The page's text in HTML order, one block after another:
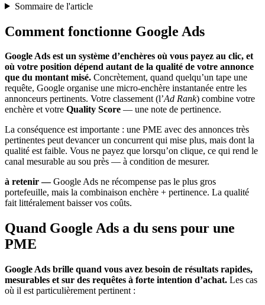
Sommaire de l'article
Comment fonctionne Google Ads
Google Ads est un système d’enchères où vous payez au clic, et
où votre position dépend autant de la qualité de votre annonce
que du montant misé. Concrètement, quand quelqu’un tape une
requête, Google organise une micro-enchère instantanée entre les
annonceurs pertinents. Votre classement (l’Ad Rank) combine votre
enchère et votre Quality Score — une note de pertinence.
La conséquence est importante : une PME avec des annonces très
pertinentes peut devancer un concurrent qui mise plus, mais dont la
qualité est faible. Vous ne payez que lorsqu’on clique, ce qui rend le
canal mesurable au sou près — à condition de mesurer.
à retenir —Google Ads ne récompense pas le plus gros
portefeuille, mais la combinaison enchère + pertinence. La qualité
fait littéralement baisser vos coûts.
Quand Google Ads a du sens pour une
PME
Google Ads brille quand vous avez besoin de résultats rapides,
mesurables et sur des requêtes à forte intention d’achat. Les cas
où il est particulièrement pertinent :